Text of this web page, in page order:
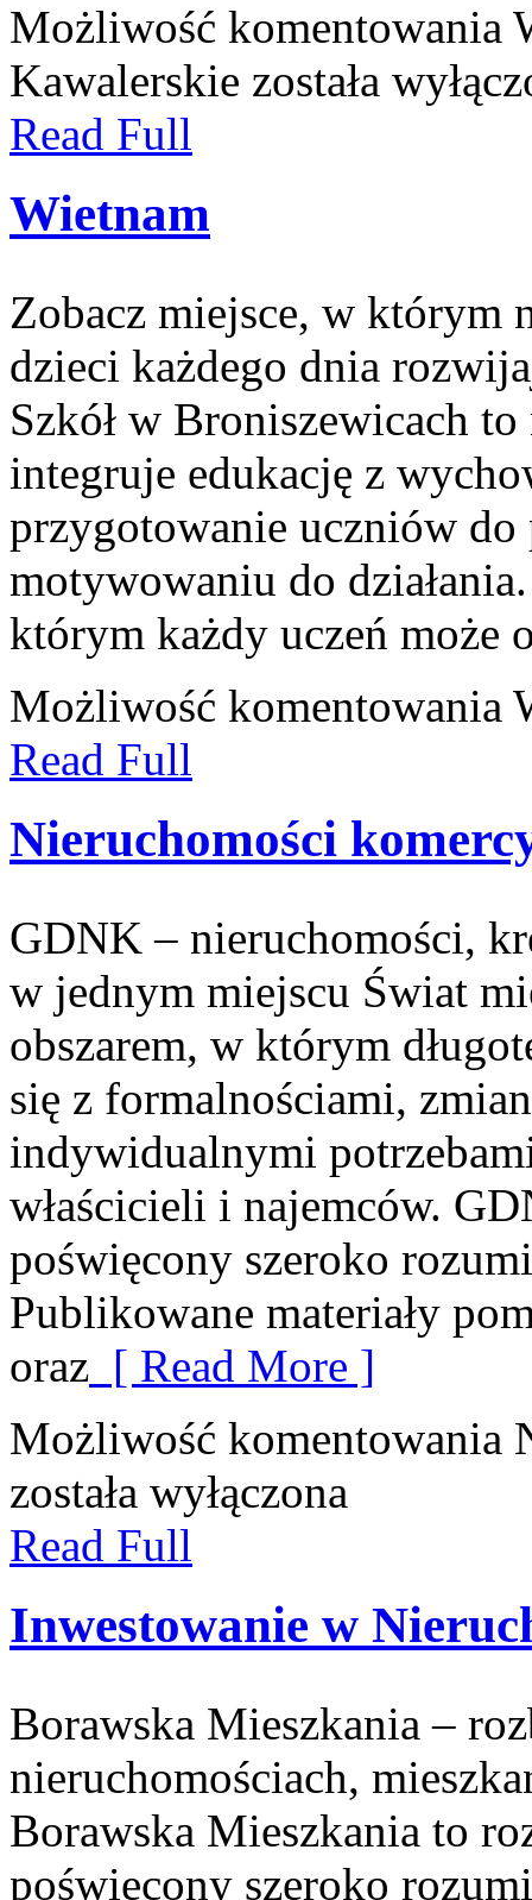
Możliwość komentowania
Kawalerskie została
Read Full
Wietnam
Zobacz miejsce, w którym
dzieci każdego dnia
Szkół w Broniszewicach
integruje edukację z
przygotowanie uczniów do
motywowaniu do
którym każdy uczeń może
Możliwość komentowania
Read Full
Nieruchomości
GDNK – nieruchomości,
w jednym miejscu Świat
obszarem, w którym
się z formalnościami,
indywidualnymi
właścicieli i najemców.
poświęcony szeroko
Publikowane materiały
oraz [ Read More ]
Możliwość komentowania
została wyłączona
Read Full
Inwestowanie w
Borawska Mieszkania –
nieruchomościach,
Borawska Mieszkania to
poświęcony szeroko